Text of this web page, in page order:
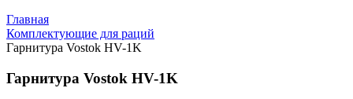
Главная
Комплектующие для раций
Гарнитура Vostok HV-1K
Гарнитура Vostok HV-1K